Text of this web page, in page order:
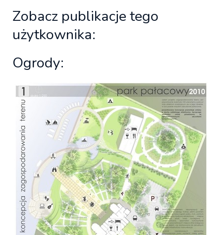
Zobacz publikacje tego
użytkownika:
Ogrody: